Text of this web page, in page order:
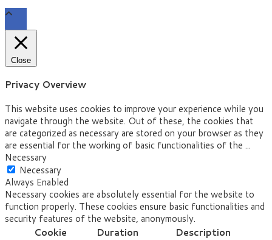
Close
Privacy Overview
This website uses cookies to improve your experience while you
navigate through the website. Out of these, the cookies that
are categorized as necessary are stored on your browser as they
are essential for the working of basic functionalities of the ...
Necessary
Necessary
Always Enabled
Necessary cookies are absolutely essential for the website to
function properly. These cookies ensure basic functionalities and
security features of the website, anonymously.
Cookie
Duration Description